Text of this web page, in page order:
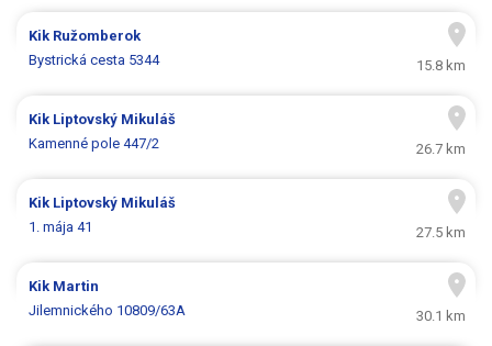
Kik Ružomberok
Bystrická cesta 5344
15.8 km
Kik Liptovský Mikuláš
Kamenné pole 447/2
26.7 km
Kik Liptovský Mikuláš
1. mája 41
27.5 km
Kik Martin
Jilemnického 10809/63A
30.1 km